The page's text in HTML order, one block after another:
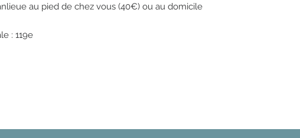
au pied de chez vous (40€) ou au domicile
: 119e